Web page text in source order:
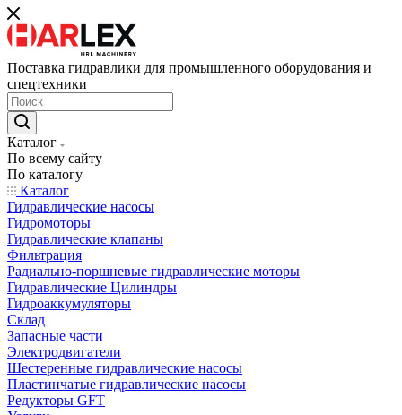
Поставка гидравлики для промышленного оборудования и
спецтехники
Каталог
По всему сайту
По каталогу
Каталог
Гидравлические насосы
Гидромоторы
Гидравлические клапаны
Фильтрация
Радиально-поршневые гидравлические моторы
Гидравлические Цилиндры
Гидроаккумуляторы
Склад
Запасные части
Электродвигатели
Шестеренные гидравлические насосы
Пластинчатые гидравлические насосы
Редукторы GFT